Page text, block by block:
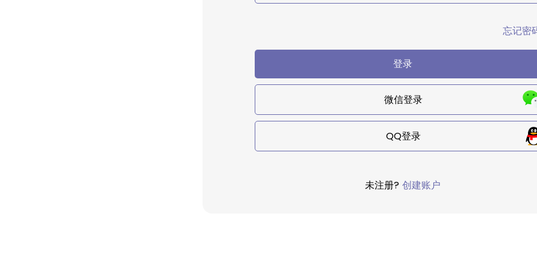
忘记密
登录
微信登录
QQ登录
未注册? 创建账户